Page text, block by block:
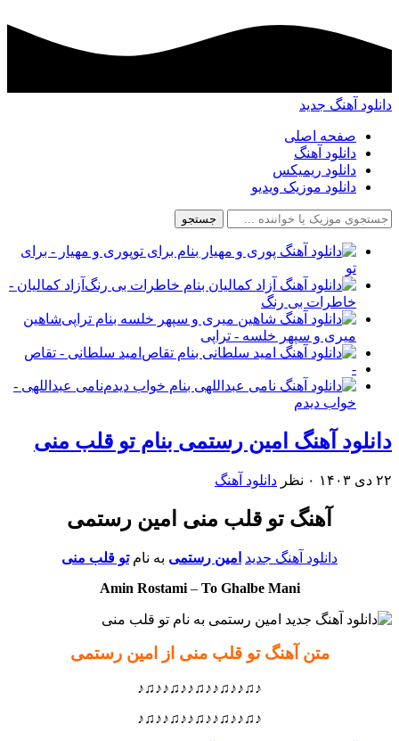
دانلود آهنگ جدید
صفحه اصلی
دانلود آهنگ
دانلود ریمیکس
دانلود موزیک ویدیو
جستجو
پوری و مهیار - برای
تو
آزاد کمالیان -
خاطرات بی رنگ
شاهین
میری و سپهر خلسه - تراپی
امید سلطانی - تقاص
-
نامی عبداللهی -
خواب دیدم
دانلود آهنگ امین رستمی بنام تو قلب منی
۲۲ دی ۱۴۰۳ ۰ نظر دانلود آهنگ
آهنگ تو قلب منی امین رستمی
دانلود آهنگ جدید امین رستمی به نامتو قلب منی
Amin Rostami– To Ghalbe Mani
متن آهنگ تو قلب منی از امین رستمی
♪♫♪♪♫♪♪♫♪♪♫♪♪♫♪
♪♫♪♪♫♪♪♫♪♪♫♪♪♫♪